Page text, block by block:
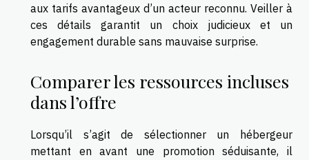
aux tarifs avantageux d’un acteur reconnu. Veiller à
ces détails garantit un choix judicieux et un
engagement durable sans mauvaise surprise.
Comparer les ressources incluses
dans l’offre
Lorsqu’il s’agit de sélectionner un hébergeur
mettant en avant une promotion séduisante, il